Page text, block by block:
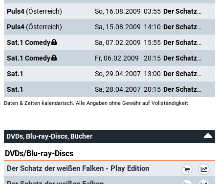
Puls4 (Österreich) So, 16.08.2009 03:55
Der Schatz der weißen Falken
Puls4 (Österreich) Sa, 15.08.2009 14:10
Der Schatz der weißen Falken
Sat.1 Comedy
Sa, 07.02.2009 15:55
Der Schatz der weißen Falken
Sat.1 Comedy
Fr, 06.02.2009 20:15
Der Schatz der weißen Falken
Sat.1
So, 29.04.2007 13:00
Der Schatz der weißen Falken
Sat.1
Sa, 28.04.2007 20:15 Der Schatz der weißen Falken
Daten & Zeiten kalendarisch. Alle Angaben ohne Gewähr auf Vollständigkeit.
DVDs, Blu-ray-Discs, Bücher
DVDs/Blu-ray-Discs
Der Schatz der weißen Falken - Play Edition